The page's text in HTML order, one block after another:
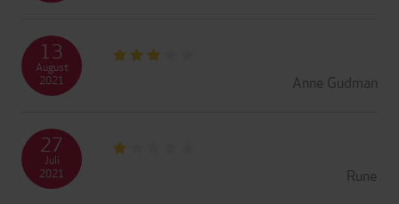
Anne Gudman
13
August
2021
Rune
27
Juli
2021